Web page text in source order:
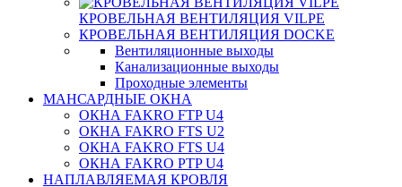
КРОВЕЛЬНАЯ ВЕНТИЛЯЦИЯ VILPE
КРОВЕЛЬНАЯ ВЕНТИЛЯЦИЯ DOCKE
Вентиляционные выходы
Канализационные выходы
Проходные элементы
МАНСАРДНЫЕ ОКНА
ОКНА FAKRO FTP U4
ОКНА FAKRO FTS U2
ОКНА FAKRO FTS U4
ОКНА FAKRO PTP U4
НАПЛАВЛЯЕМАЯ КРОВЛЯ